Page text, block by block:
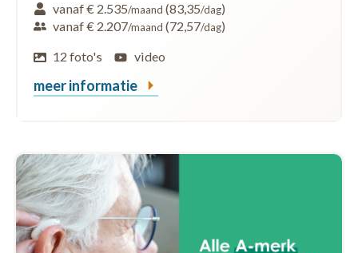
vanaf € 2.535/maand (83,35/dag)
vanaf € 2.207/maand (72,57/dag)
12 foto's
video
meer informatie